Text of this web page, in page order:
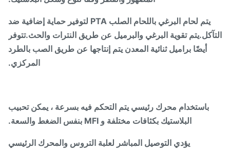
يتم لحام البرغي باللحام الصلب PTA لتوفير حماية إضافية ضد
تقوية البرغي والبرميل عن طريق النترات والحث.تتوفر
أيضًا براميل ثنائية المعدن يتم إنتاجها عن طريق الصب بالطرد
المركزي.
باستخدام محرك رئيسي يتم التحكم فيه بسرعة ، يمكن تحبيب
البلاستيك بكثافات مختلفة و MFI بنفس الضغط والسعة.
يؤدي التوصيل المباشر لعلبة التروس والمحرك الرئيسي